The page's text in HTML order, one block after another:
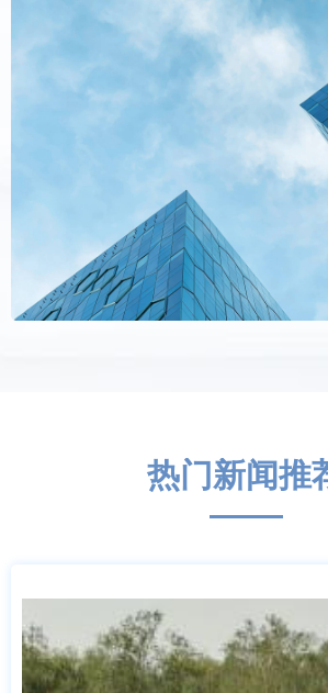
热门新闻推